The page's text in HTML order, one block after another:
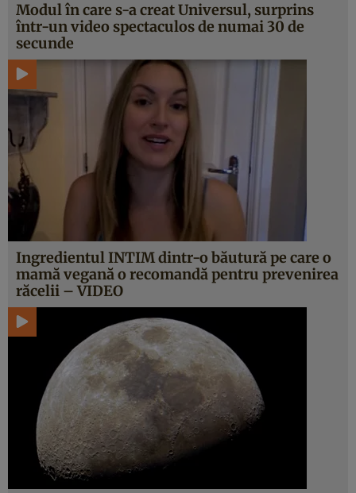
Modul în care s-a creat Universul, surprins
într-un video spectaculos de numai 30 de
secunde
Ingredientul INTIM dintr-o băutură pe care o
mamă vegană o recomandă pentru prevenirea
răcelii – VIDEO